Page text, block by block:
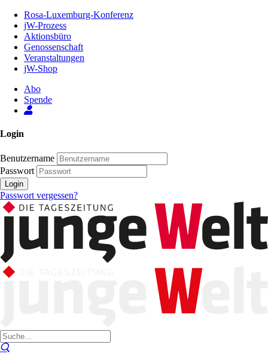
Inhalt
Seite
Rosa-Luxemburg-Konferenz
jW-Prozess
Aktionsbüro
Genossenschaft
Veranstaltungen
jW-Shop
Abo
Spende
Login
Benutzername
Passwort
Login
Passwort vergessen?